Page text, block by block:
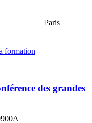
Paris
formation
des grandes